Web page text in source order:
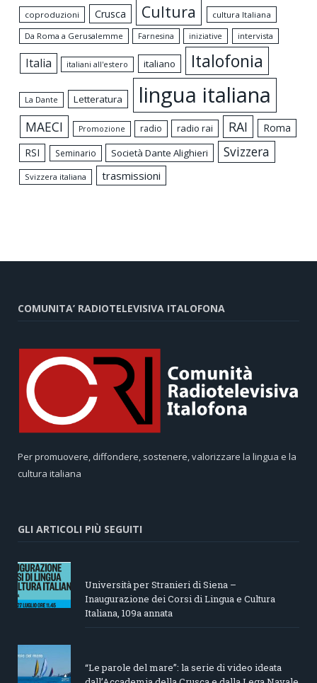
coproduzioni Crusca Cultura
cultura Italiana
Da Roma a Gerusalemme
Farnesina iniziative intervista
Italia italiani all'estero italiano Italofonia
La Dante Letteratura lingua italiana
MAECI Promozione radio radio rai RAI
Roma
RSI
Seminario Società Dante Alighieri Svizzera
Svizzera italiana trasmissioni
COMUNITA’ RADIOTELEVISIVA ITALOFONA
Per promuovere, diffondere, sostenere, valorizzare la lingua e la
cultura italiana
GLI ARTICOLI PIÙ SEGUITI
Università per Stranieri di Siena –
Inaugurazione dei Corsi di Lingua e Cultura
Italiana, 109a annata
“Le parole del mare”: la serie di video ideata